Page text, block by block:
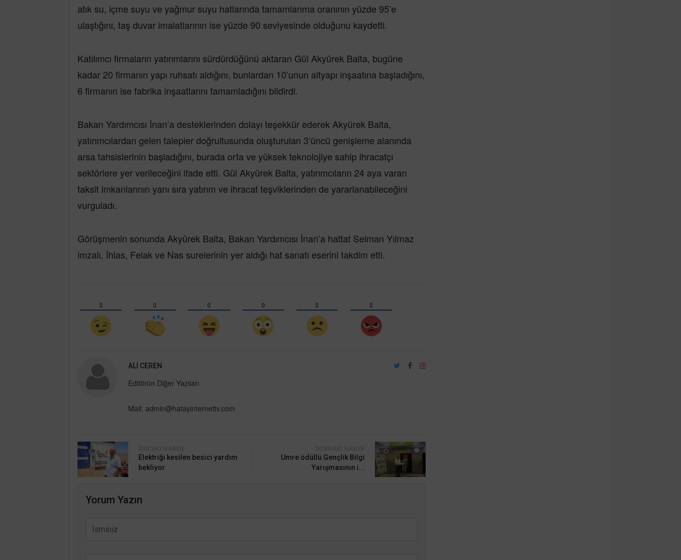
atık su, içme suyu ve yağmur suyu hatlarında tamamlanma oranının yüzde 95’e
ulaştığını, taş duvar imalatlarının ise yüzde 90 seviyesinde olduğunu kaydetti.
Katılımcı firmaların yatırımlarını sürdürdüğünü aktaran Gül Akyürek Balta, bugüne
kadar 20 firmanın yapı ruhsatı aldığını, bunlardan 10’unun altyapı inşaatına başladığını,
6 firmanın ise fabrika inşaatlarını tamamladığını bildirdi.
Bakan Yardımcısı İnan’a desteklerinden dolayı teşekkür ederek Akyürek Balta,
yatırımcılardan gelen talepler doğrultusunda oluşturulan 3’üncü genişleme alanında
arsa tahsislerinin başladığını, burada orta ve yüksek teknolojiye sahip ihracatçı
sektörlere yer verileceğini ifade etti. Gül Akyürek Balta, yatırımcıların 24 aya varan
taksit imkanlarının yanı sıra yatırım ve ihracat teşviklerinden de yararlanabileceğini
vurguladı.
Görüşmenin sonunda Akyürek Balta, Bakan Yardımcısı İnan’a hattat Selman Yılmaz
imzalı, İhlas, Felak ve Nas surelerinin yer aldığı hat sanatı eserini takdim etti.
0 0 0 0 0 0
ALI CEREN
Editörün Diğer Yazıları
Mail: admin@hatayinternettv.com
Elektriği kesilen besici yardım
bekliyor
Umre ödüllü Gençlik Bilgi
Yarışmasının i...
Yorum Yazın